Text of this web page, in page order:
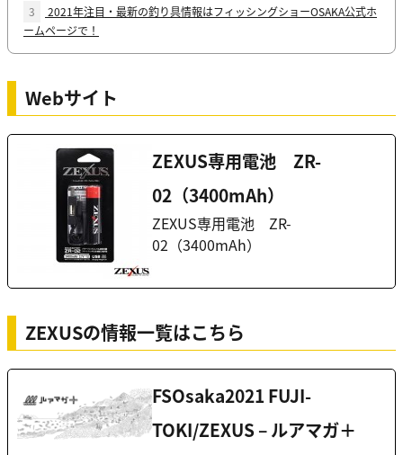
3
2021年注目・最新の釣り具情報はフィッシングショーOSAKA公式ホ
ームページで！
Webサイト
ZEXUS専用電池 ZR-
02（3400mAh）
ZEXUS専用電池 ZR-
02（3400mAh）
ZEXUSの情報一覧はこちら
FSOsaka2021 FUJI-
TOKI/ZEXUS – ルアマガ＋